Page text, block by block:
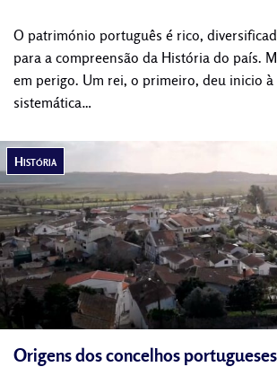
O património português é rico,
para a compreensão da História do país.
em perigo. Um rei, o primeiro, deu inicio à
sistemática…
Origens dos concelhos portugueses
História